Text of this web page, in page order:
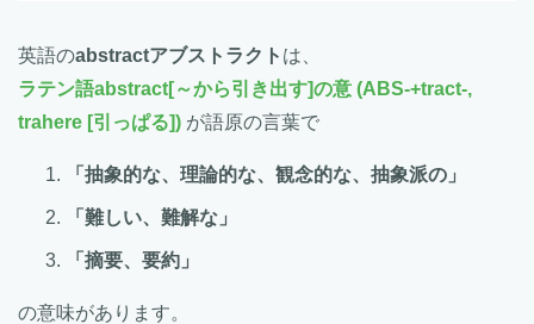
英語のabstractアブストラクト は、
ラテン語abstract[～から引き出す]の意 (ABS‐+tract‐,
trahere [引っぱる]) が語原の言葉で
「抽象的な、理論的な、観念的な、抽象派の」
「難しい、難解な」
「摘要、要約」
の意味があります。